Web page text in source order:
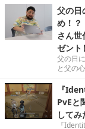
父の日
め！
さん世
ゼント
父の日
と父の
『
PvEと
してみ
『